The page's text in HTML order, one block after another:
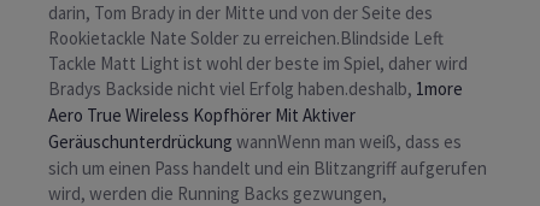
darin, Tom Brady in der Mitte und von der Seite des
Rookietackle Nate Solder zu erreichen.Blindside Left
Tackle Matt Light ist wohl der beste im Spiel, daher wird
Bradys Backside nicht viel Erfolg haben.deshalb, 1more
Aero True Wireless Kopfhörer Mit Aktiver
Geräuschunterdrückung wannWenn man weiß, dass es
sich um einen Pass handelt und ein Blitzangriff aufgerufen
wird, werden die Running Backs gezwungen,